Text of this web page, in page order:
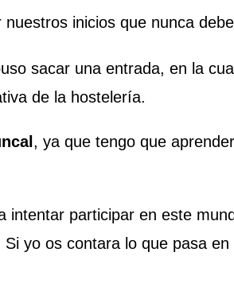
inicios que nunca
sacar una entrada, en la
de la hostelería.
, ya que tengo que
participar en este
yo os contara lo que pasa